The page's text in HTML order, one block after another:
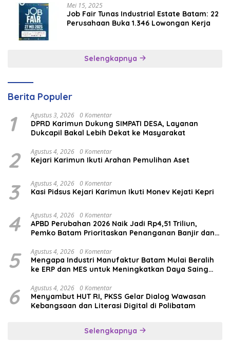
Mei 15, 2025
Job Fair Tunas Industrial Estate Batam: 22
Perusahaan Buka 1.346 Lowongan Kerja
Selengkapnya
Berita Populer
1 Agustus 3, 2026 0 Komentar
DPRD Karimun Dukung SIMPATI DESA, Layanan
Dukcapil Bakal Lebih Dekat ke Masyarakat
2 Agustus 4, 2026 0 Komentar
Kejari Karimun Ikuti Arahan Pemulihan Aset
3 Agustus 4, 2026 0 Komentar
Kasi Pidsus Kejari Karimun Ikuti Monev Kejati Kepri
4 Agustus 4, 2026 0 Komentar
APBD Perubahan 2026 Naik Jadi Rp4,51 Triliun,
Pemko Batam Prioritaskan Penanganan Banjir dan
5 Agustus 4, 2026 0 Komentar
Mengapa Industri Manufaktur Batam Mulai Beralih
ke ERP dan MES untuk Meningkatkan Daya Saing
6 Agustus 4, 2026 0 Komentar
Menyambut HUT RI, PKSS Gelar Dialog Wawasan
Kebangsaan dan Literasi Digital di Polibatam
Selengkapnya